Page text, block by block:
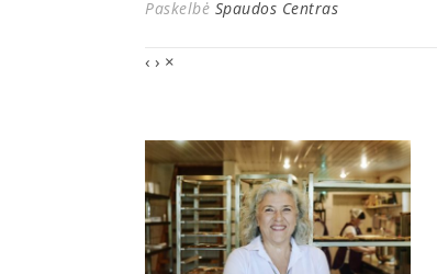
Paskelbė Spaudos Centras
‹ › ×